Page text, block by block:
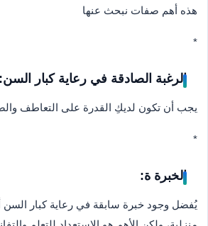
هذه أهم صفات نبحث عنها
*
الرغبة الصادقة في رعاية كبار السن:
يجب أن تكون لديكِ القدرة على التعاطف
*
الخبرة ة:
يُفضل وجود خبرة سابقة في رعاية كبار السن